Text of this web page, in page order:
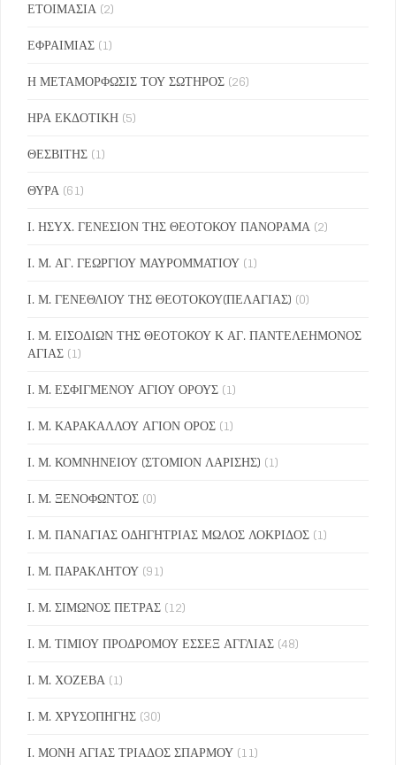
ΕΤΟΙΜΑΣΙΑ (2)
ΕΦΡΑΙΜΙΑΣ (1)
Η ΜΕΤΑΜΟΡΦΩΣΙΣ ΤΟΥ ΣΩΤΗΡΟΣ (26)
ΗΡΑ ΕΚΔΟΤΙΚΗ (5)
ΘΕΣΒΙΤΗΣ (1)
ΘΥΡΑ (61)
Ι. ΗΣΥΧ. ΓΕΝΕΣΙΟΝ ΤΗΣ ΘΕΟΤΟΚΟΥ ΠΑΝΟΡΑΜΑ (2)
Ι. Μ. ΑΓ. ΓΕΩΡΓΙΟΥ ΜΑΥΡΟΜΜΑΤΙΟΥ (1)
Ι. Μ. ΓΕΝΕΘΛΙΟΥ ΤΗΣ ΘΕΟΤΟΚΟΥ(ΠΕΛΑΓΙΑΣ) (0)
Ι. Μ. ΕΙΣΟΔΙΩΝ ΤΗΣ ΘΕΟΤΟΚΟΥ Κ ΑΓ. ΠΑΝΤΕΛΕΗΜΟΝΟΣ
ΑΓΙΑΣ (1)
Ι. Μ. ΕΣΦΙΓΜΕΝΟΥ ΑΓΙΟΥ ΟΡΟΥΣ (1)
Ι. Μ. ΚΑΡΑΚΑΛΛΟΥ ΑΓΙΟΝ ΟΡΟΣ (1)
Ι. Μ. ΚΟΜΝΗΝΕΙΟΥ (ΣΤΟΜΙΟΝ ΛΑΡΙΣΗΣ) (1)
Ι. Μ. ΞΕΝΟΦΩΝΤΟΣ (0)
Ι. Μ. ΠΑΝΑΓΙΑΣ ΟΔΗΓΗΤΡΙΑΣ ΜΩΛΟΣ ΛΟΚΡΙΔΟΣ (1)
Ι. Μ. ΠΑΡΑΚΛΗΤΟΥ (91)
Ι. Μ. ΣΙΜΩΝΟΣ ΠΕΤΡΑΣ (12)
Ι. Μ. ΤΙΜΙΟΥ ΠΡΟΔΡΟΜΟΥ ΕΣΣΕΞ ΑΓΓΛΙΑΣ (48)
Ι. Μ. ΧΟΖΕΒΑ (1)
Ι. Μ. ΧΡΥΣΟΠΗΓΗΣ (30)
Ι. ΜΟΝΗ ΑΓΙΑΣ ΤΡΙΑΔΟΣ ΣΠΑΡΜΟΥ (11)